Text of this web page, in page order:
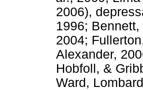
2006),
1996;
2004;
Alexander,
Hobfoll, &
Ward,